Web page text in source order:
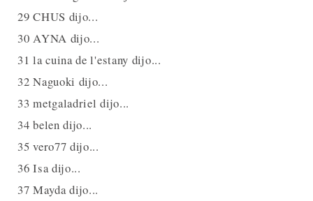
29 CHUS dijo...
30 AYNA dijo...
31 la cuina de l'estany dijo...
32 Naguoki dijo...
33 metgaladriel dijo...
34 belen dijo...
35 vero77 dijo...
36 Isa dijo...
37 Mayda dijo...